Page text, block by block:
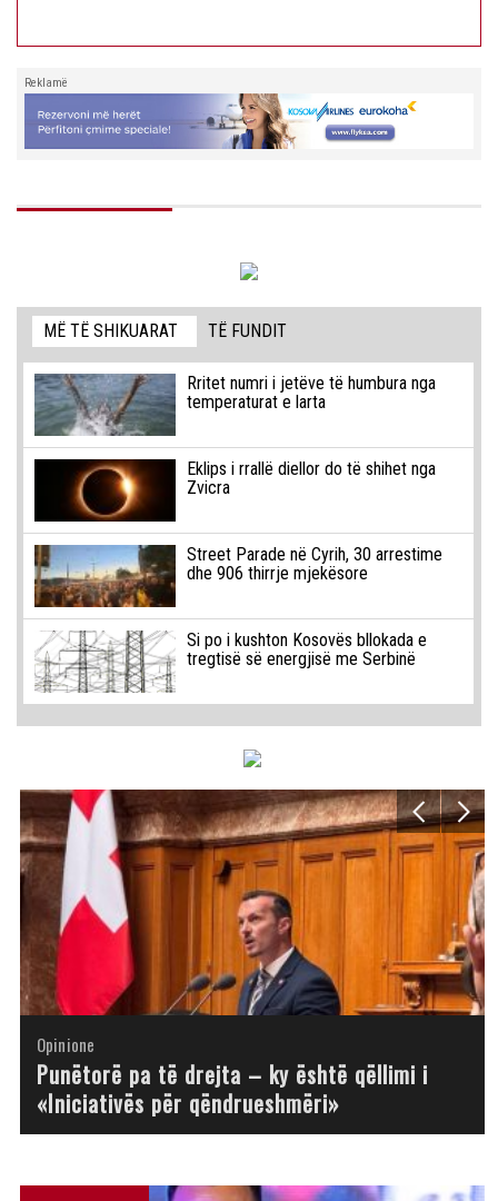
Reklamë
MË TË SHIKUARAT TË FUNDIT
Rritet numri i jetëve të humbura nga
temperaturat e larta
Eklips i rrallë diellor do të shihet nga
Zvicra
Street Parade në Cyrih, 30 arrestime
dhe 906 thirrje mjekësore
Si po i kushton Kosovës bllokada e
tregtisë së energjisë me Serbinë
Opinione
Opinione
Punëtorë pa të drejta – ky është qëllimi i
«Iniciativës për qëndrueshmëri»
Opinione
Opinione
Opinione
Opinione
Opinione
Opinione